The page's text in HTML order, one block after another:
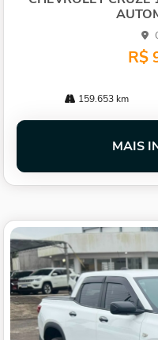
R$
159.653 km
MAIS